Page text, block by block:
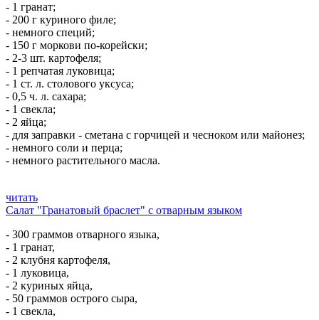
- 1 гранат;
- 200 г куриного филе;
- немного специй;
- 150 г моркови по-корейски;
- 2-3 шт. картофеля;
- 1 репчатая луковица;
- 1 ст. л. столового уксуса;
- 0,5 ч. л. сахара;
- 1 свекла;
- 2 яйца;
- для заправки - сметана с горчицей и чесноком или майонез;
- немного соли и перца;
- немного растительного масла.
читать
Салат "Гранатовый браслет" с отварным языком
- 300 граммов отварного языка,
- 1 гранат,
- 2 клубня картофеля,
- 1 луковица,
- 2 куриных яйца,
- 50 граммов острого сыра,
- 1 свекла,